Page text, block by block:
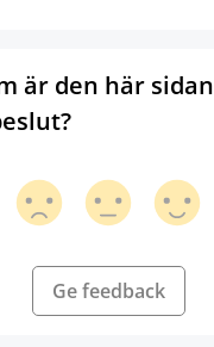
är den här sidan
Ge feedback